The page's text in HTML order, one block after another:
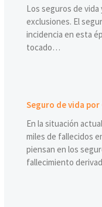
Los seguros de
exclusiones. El
incidencia en esta
tocado…
Seguro de vida por
En la situación
miles de fallecidos
piensan en los
fallecimiento